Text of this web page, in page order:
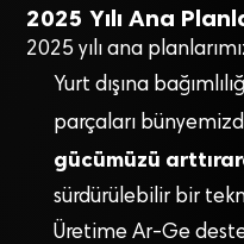
2025 Yılı Ana
2025 yılı ana
Yurt dışına
parçaları
gücümüzü
sürdürülebilir bir
Üretime Ar-Ge